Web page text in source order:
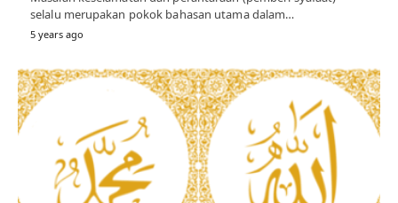
selalu merupakan pokok bahasan utama dalam…
5 years ago